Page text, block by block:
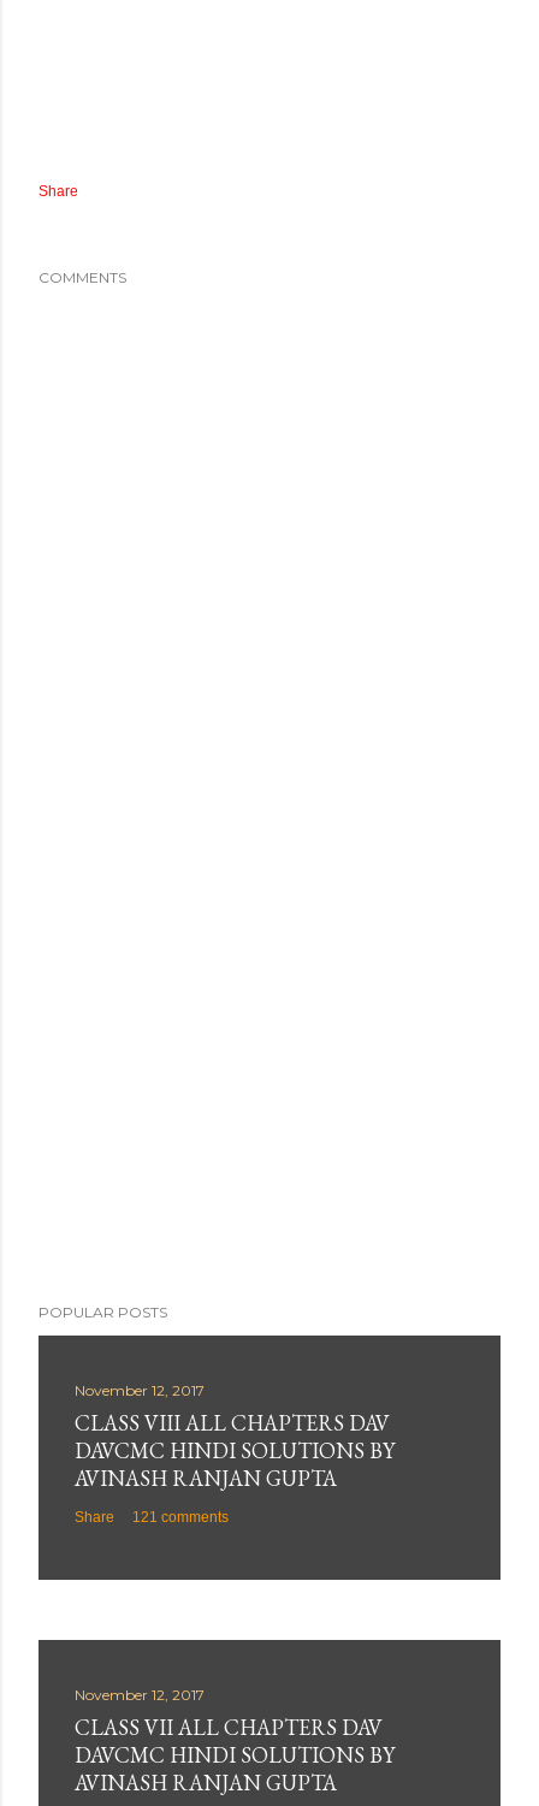
Share
COMMENTS
POPULAR POSTS
November 12, 2017
CLASS VIII ALL CHAPTERS DAV
DAVCMC HINDI SOLUTIONS BY
AVINASH RANJAN GUPTA
Share 121 comments
November 12, 2017
CLASS VII ALL CHAPTERS DAV
DAVCMC HINDI SOLUTIONS BY
AVINASH RANJAN GUPTA